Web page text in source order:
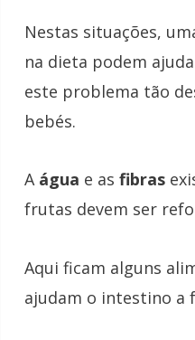
Nestas situações,
na dieta podem
este problema tão
bebés.
A água e as fibras
frutas devem ser
Aqui ficam alguns
ajudam o intestino a